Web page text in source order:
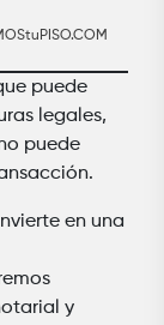
puede
legales,
puede
en una
y